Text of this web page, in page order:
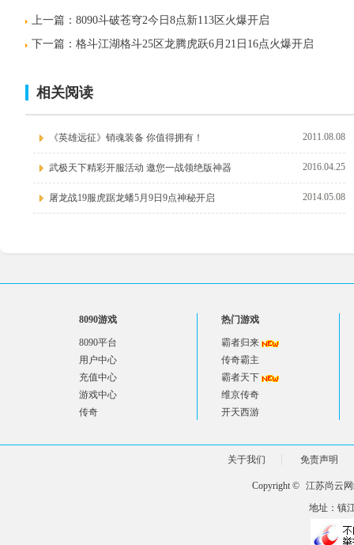
上一篇： 8090斗破苍穹2今日8点新113区火爆开启
下一篇： 格斗江湖格斗25区龙腾虎跃6月21日16点火爆开启
相关阅读
《英雄远征》销魂装备 你值得拥有！ 2011.08.08
武极天下精彩开服活动 邀您一战领绝版神器 2016.04.25
屠龙战19服虎踞龙蟠5月9日9点神秘开启 2014.05.08
8090游戏
8090平台
用户中心
充值中心
游戏中心
传奇
热门游戏
霸者归来
传奇霸主
霸者天下
维京传奇
开天西游
关于我们 免责声明
Copyright © 江苏尚云
地址：镇